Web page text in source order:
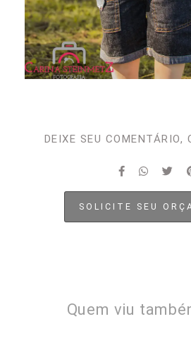
DEIXE SEU COMENTÁRIO,
SOLICITE SEU
Quem viu